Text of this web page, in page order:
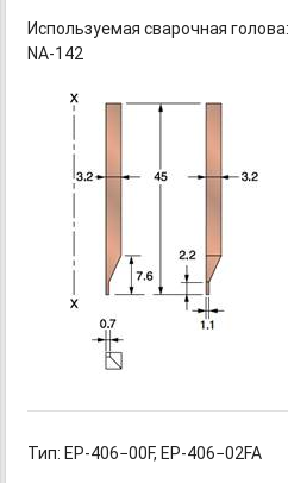
Используемая сварочная
NA-142
Тип: EP-406−00F, EP-406−02FA